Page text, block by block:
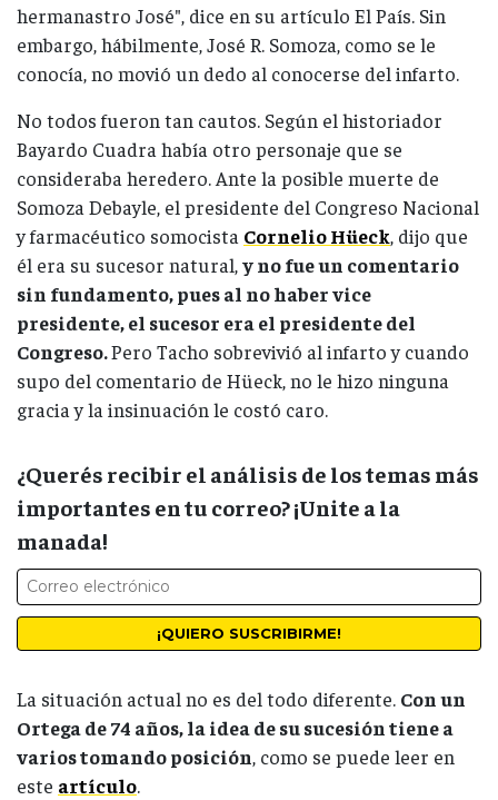
hermanastro José", dice en su artículo El País. Sin
embargo, hábilmente, José R. Somoza, como se le
conocía, no movió un dedo al conocerse del infarto.
No todos fueron tan cautos. Según el historiador
Bayardo Cuadra había otro personaje que se
consideraba heredero. Ante la posible muerte de
Somoza Debayle, el presidente del Congreso Nacional
y farmacéutico somocista Cornelio Hüeck, dijo que
él era su sucesor natural,y no fue un comentario
sin fundamento, pues al no haber vice
presidente, el sucesor era el presidente del
Congreso.Pero Tacho sobrevivió al infarto y cuando
supo del comentario de Hüeck, no le hizo ninguna
gracia y la insinuación le costó caro.
¿Querés recibir el análisis de los temas más
importantes en tu correo? ¡Unite a la
manada!
La situación actual no es del todo diferente. Con un
Ortega de 74 años, la idea de su sucesión tiene a
varios tomando posición, como se puede leer en
este artículo.